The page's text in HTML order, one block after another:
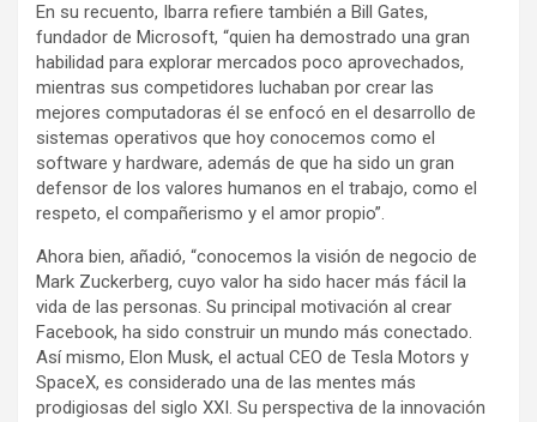
En su recuento, Ibarra refiere también a Bill Gates,
fundador de Microsoft, “quien ha demostrado una gran
habilidad para explorar mercados poco aprovechados,
mientras sus competidores luchaban por crear las
mejores computadoras él se enfocó en el desarrollo de
sistemas operativos que hoy conocemos como el
software y hardware, además de que ha sido un gran
defensor de los valores humanos en el trabajo, como el
respeto, el compañerismo y el amor propio”.
Ahora bien, añadió, “conocemos la visión de negocio de
Mark Zuckerberg, cuyo valor ha sido hacer más fácil la
vida de las personas. Su principal motivación al crear
Facebook, ha sido construir un mundo más conectado.
Así mismo, Elon Musk, el actual CEO de Tesla Motors y
SpaceX, es considerado una de las mentes más
prodigiosas del siglo XXI. Su perspectiva de la innovación